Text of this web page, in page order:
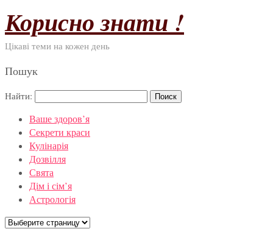
Корисно знати !
Цікаві теми на кожен день
Пошук
Найти:
Ваше здоров’я
Секрети краси
Кулінарія
Дозвілля
Свята
Дім і сім’я
Астрологія